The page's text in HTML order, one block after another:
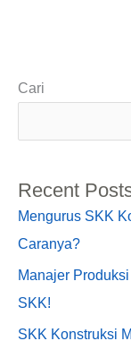
Cari
Recent
Mengurus SKK
Caranya?
Manajer
SKK!
SKK Konstruksi